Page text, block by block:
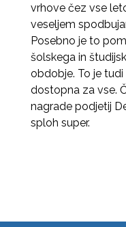
vrhove čez vse
veseljem
Posebno je to
šolskega in
obdobje. To je tudi
dostopna za vse.
nagrade podjetij
sploh super.